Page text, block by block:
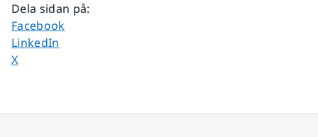
Dela sidan på:
Dela sidan på
Facebook
Dela sidan på
LinkedIn
Dela sidan på
X